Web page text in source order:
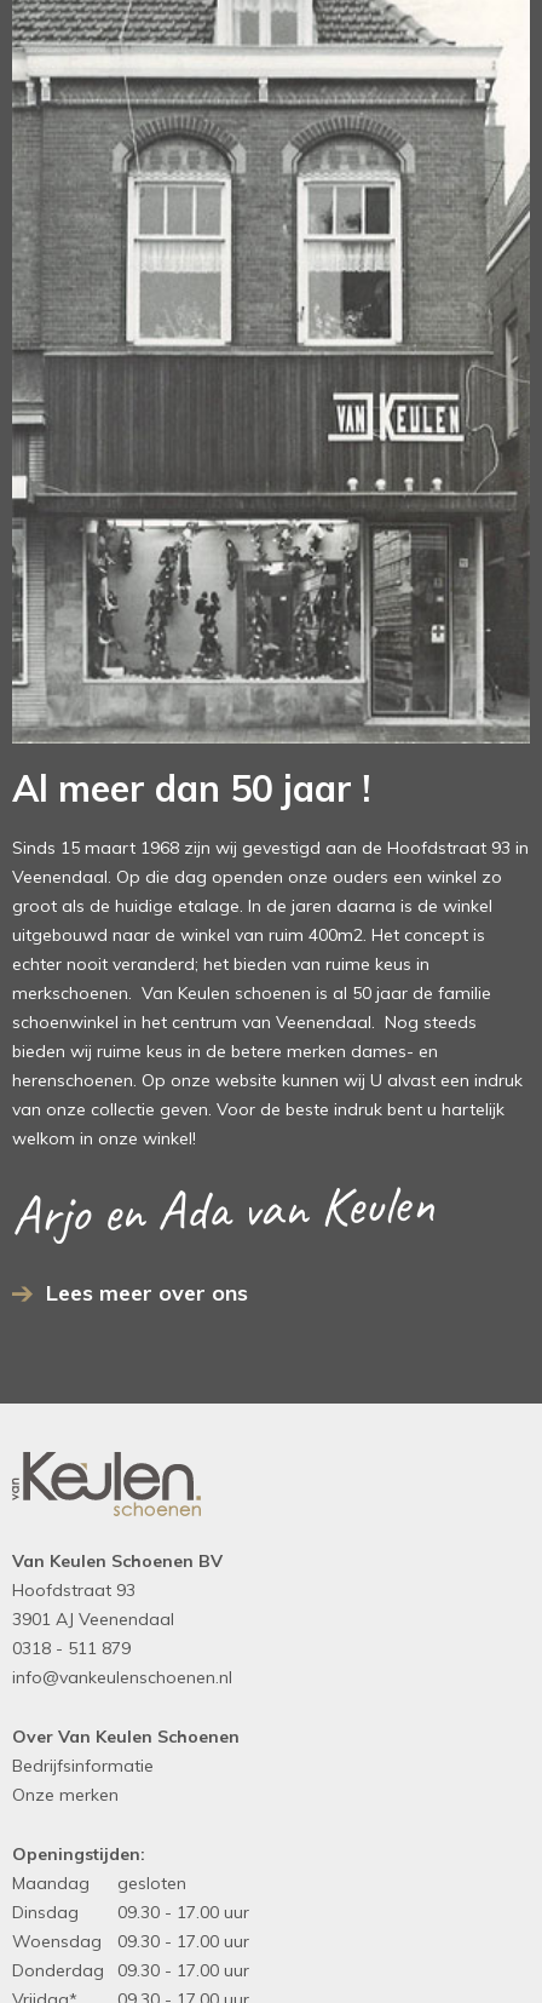
Al meer dan 50 jaar !
Sinds 15 maart 1968 zijn wij gevestigd aan de Hoofdstraat 93 in
Veenendaal. Op die dag openden onze ouders een winkel zo
groot als de huidige etalage. In de jaren daarna is de winkel
uitgebouwd naar de winkel van ruim 400m2. Het concept is
echter nooit veranderd; het bieden van ruime keus in
merkschoenen. Van Keulen schoenen is al 50 jaar de familie
schoenwinkel in het centrum van Veenendaal. Nog steeds
bieden wij ruime keus in de betere merken dames- en
herenschoenen. Op onze website kunnen wij U alvast een indruk
van onze collectie geven. Voor de beste indruk bent u hartelijk
welkom in onze winkel!
Arjo en Ada van Keulen
Lees meer over ons
Van Keulen Schoenen BV
Hoofdstraat 93
3901 AJ Veenendaal
0318 - 511 879
info@vankeulenschoenen.nl
Over Van Keulen Schoenen
Bedrijfsinformatie
Onze merken
Openingstijden:
Maandag
gesloten
Dinsdag
09.30 - 17.00 uur
Woensdag
09.30 - 17.00 uur
Donderdag
09.30 - 17.00 uur